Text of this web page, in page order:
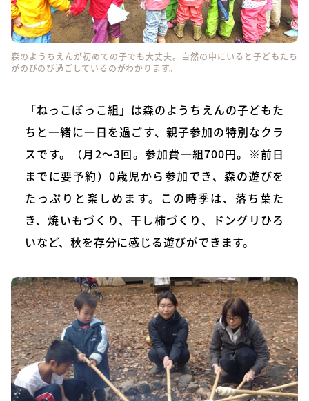
森のようちえんが初めての子でも大丈夫。自然の中にいると子どもたち
がのびのび過ごしているのがわかります。
「ねっこぼっこ組」は森のようちえんの子どもた
ちと一緒に一日を過ごす、親子参加の特別なクラ
スです。（月2～3回。参加費一組700円。※前日
までに要予約）0歳児から参加でき、森の遊びを
たっぷりと楽しめます。この時季は、落ち葉た
き、焼いもづくり、干し柿づくり、ドングリひろ
いなど、秋を存分に感じる遊びができます。